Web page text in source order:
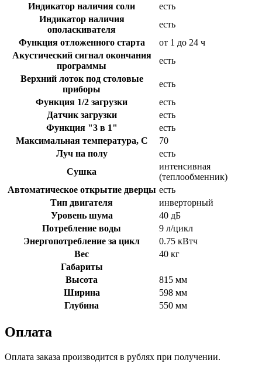
Индикатор наличия соли
есть
Индикатор наличия
ополаскивателя
есть
Функция отложенного старта
от 1 до 24 ч
Акустический сигнал окончания
программы
есть
Верхний лоток под столовые
приборы
есть
Функция 1/2 загрузки
есть
Датчик загрузки
есть
Функция "3 в 1"
есть
Максимальная температура, С
70
Луч на полу
есть
Сушка
интенсивная
(теплообменник)
Автоматическое открытие дверцы есть
Тип двигателя
инверторный
Уровень шума
40 дБ
Потребление воды
9 л/цикл
Энергопотребление за цикл
0.75 кВтч
Вес
40 кг
Габариты
Высота
815 мм
Ширина
598 мм
Глубина
550 мм
Оплата
Оплата заказа производится в рублях при получении.